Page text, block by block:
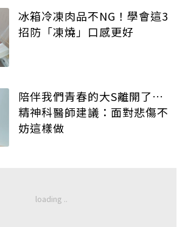
冰箱冷凍肉品不NG！學會這3
招防「凍燒」口感更好
陪伴我們青春的大S離開了…
精神科醫師建議：面對悲傷不
妨這樣做